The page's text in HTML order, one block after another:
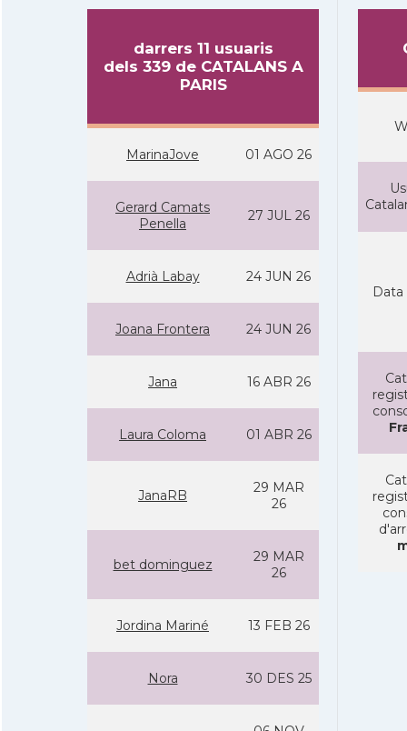
darrers 11 usuaris
dels 339 de CATALANS A
PARIS
MarinaJove 01 AGO 26
Gerard Camats
Penella
27 JUL 26
Adrià Labay 24 JUN 26
Joana Frontera 24 JUN 26
Jana 16 ABR 26
Laura Coloma 01 ABR 26
JanaRB
29 MAR
26
bet dominguez
29 MAR
26
Jordina Mariné 13 FEB 26
Nora 30 DES 25
Data